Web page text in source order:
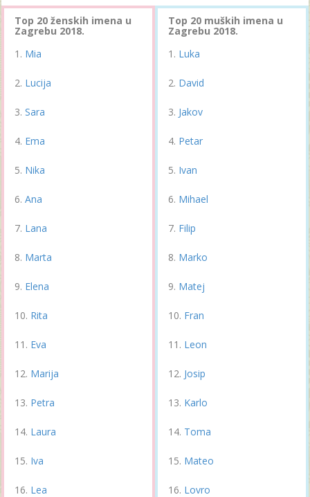
Top 20 ženskih imena u
Zagrebu 2018.
Mia
Lucija
Sara
Ema
Nika
Ana
Lana
Marta
Elena
Rita
Eva
Marija
Petra
Laura
Iva
Lea
Top 20 muških imena u
Zagrebu 2018.
Luka
David
Jakov
Petar
Ivan
Mihael
Filip
Marko
Matej
Fran
Leon
Josip
Karlo
Toma
Mateo
Lovro